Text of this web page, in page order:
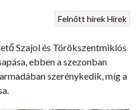
Felnőtt hírekHírek
Szajol és Törökszentmiklós
ebben a szezonban
szerénykedik, míg a